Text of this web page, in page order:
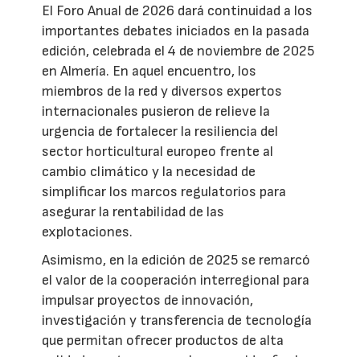
El Foro Anual de 2026 dará continuidad a los
importantes debates iniciados en la pasada
edición, celebrada el 4 de noviembre de 2025
en Almería. En aquel encuentro, los
miembros de la red y diversos expertos
internacionales pusieron de relieve la
urgencia de fortalecer la resiliencia del
sector horticultural europeo frente al
cambio climático y la necesidad de
simplificar los marcos regulatorios para
asegurar la rentabilidad de las
explotaciones.
Asimismo, en la edición de 2025 se remarcó
el valor de la cooperación interregional para
impulsar proyectos de innovación,
investigación y transferencia de tecnología
que permitan ofrecer productos de alta